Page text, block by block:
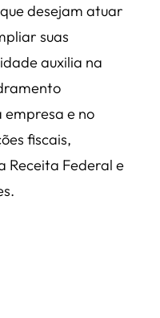
desejam atuar
suas
auxilia na
e no
fiscais,
Receita Federal e